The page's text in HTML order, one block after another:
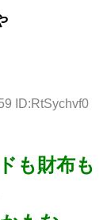
ID:RtSychvf0
も財布も